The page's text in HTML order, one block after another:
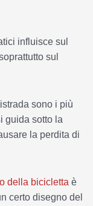
influisce sul
sul
sono i più
guida sotto la
la perdita di
della bicicletta è
certo disegno del